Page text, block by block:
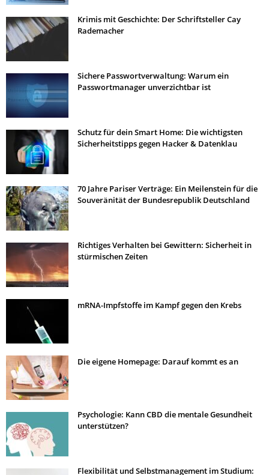
Krimis mit Geschichte: Der Schriftsteller Cay
Rademacher
Sichere Passwortverwaltung: Warum ein
Passwortmanager unverzichtbar ist
Schutz für dein Smart Home: Die wichtigsten
Sicherheitstipps gegen Hacker & Datenklau
70 Jahre Pariser Verträge: Ein Meilenstein für die
Souveränität der Bundesrepublik Deutschland
Richtiges Verhalten bei Gewittern: Sicherheit in
stürmischen Zeiten
mRNA-Impfstoffe im Kampf gegen den Krebs
Die eigene Homepage: Darauf kommt es an
Psychologie: Kann CBD die mentale Gesundheit
unterstützen?
Flexibilität und Selbstmanagement im Studium: